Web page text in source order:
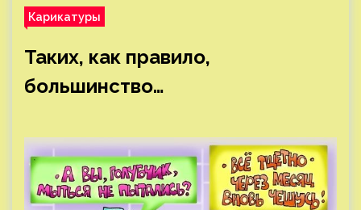
Карикатуры
Таких, как правило,
большинство…